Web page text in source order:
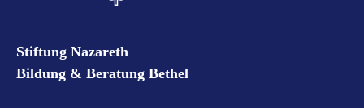
Stiftung Nazareth
Bildung & Beratung Bethel